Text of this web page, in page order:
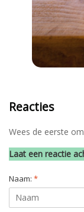
Reacties
Wees de eerste
Laat een reactie
Naam: *